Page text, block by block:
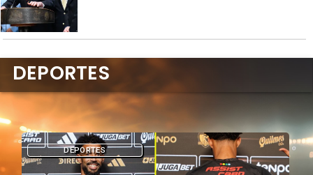
DEPORTES
DEPORTES